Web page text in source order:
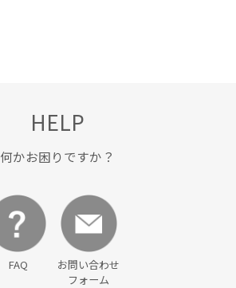
HELP
何かお困りですか？
FAQ
お問い合わせ
フォーム